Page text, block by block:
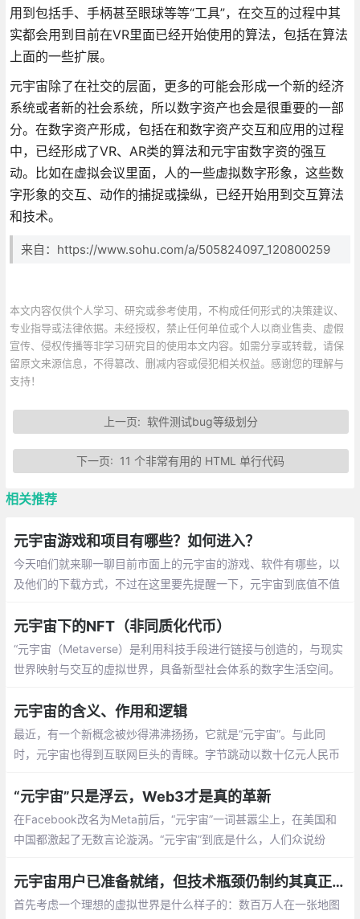
用到包括手、手柄甚至眼球等等“工具”，在交互的过程中其
实都会用到目前在VR里面已经开始使用的算法，包括在算法
上面的一些扩展。
元宇宙除了在社交的层面，更多的可能会形成一个新的经济
系统或者新的社会系统，所以数字资产也会是很重要的一部
分。在数字资产形成，包括在和数字资产交互和应用的过程
中，已经形成了VR、AR类的算法和元宇宙数字资的强互
动。比如在虚拟会议里面，人的一些虚拟数字形象，这些数
字形象的交互、动作的捕捉或操纵，已经开始用到交互算法
和技术。
来自：https://www.sohu.com/a/505824097_120800259
本文内容仅供个人学习、研究或参考使用，不构成任何形式的决策建议、
专业指导或法律依据。未经授权，禁止任何单位或个人以商业售卖、虚假
宣传、侵权传播等非学习研究目的使用本文内容。如需分享或转载，请保
留原文来源信息，不得篡改、删减内容或侵犯相关权益。感谢您的理解与
支持！
上一页: 软件测试bug等级划分
下一页: 11 个非常有用的 HTML 单行代码
相关推荐
元宇宙游戏和项目有哪些？如何进入？
今天咱们就来聊一聊目前市面上的元宇宙的游戏、软件有哪些，以
及他们的下载方式，不过在这里要先提醒一下，元宇宙到底值不值
元宇宙下的NFT（非同质化代币）
“元宇宙（Metaverse）是利用科技手段进行链接与创造的，与现实
世界映射与交互的虚拟世界，具备新型社会体系的数字生活空间。
必须的社交、交易等活动，而交易的对象物品便是NFT
元宇宙的含义、作用和逻辑
最近，有一个新概念被炒得沸沸扬扬，它就是“元宇宙”。与此同
时，元宇宙也得到互联网巨头的青睐。字节跳动以数十亿元人民币
“元宇宙”只是浮云，Web3才是真的革新
在Facebook改名为Meta前后，“元宇宙”一词甚嚣尘上，在美国和
中国都激起了无数言论漩涡。“元宇宙”到底是什么，人们众说纷
元宇宙用户已准备就绪，但技术瓶颈仍制约其真正“落地”
首先考虑一个理想的虚拟世界是什么样子的：数百万人在一张地图